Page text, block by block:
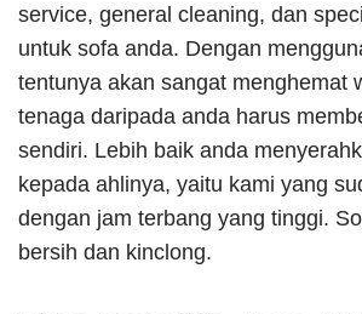
service, general cleaning, dan
untuk sofa anda. Dengan
tentunya akan sangat menghemat
tenaga daripada anda harus
sendiri. Lebih baik anda
kepada ahlinya, yaitu kami yang
dengan jam terbang yang tinggi.
bersih dan kinclong.